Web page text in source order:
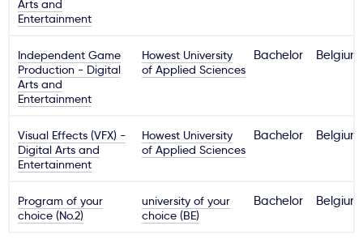
Arts and
Entertainment
Independent Game
Production - Digital
Arts and
Entertainment
Howest University
of Applied Sciences
Bachelor Belgium
Visual Effects (VFX) -
Digital Arts and
Entertainment
Howest University
of Applied Sciences
Bachelor Belgium
Program of your
choice (No.2)
university of your
choice (BE)
Bachelor Belgium